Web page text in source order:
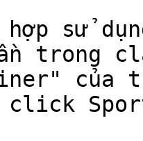
sử
trong
của
click